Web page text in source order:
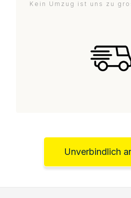
Kein Umzug ist uns zu
Unverbindlich